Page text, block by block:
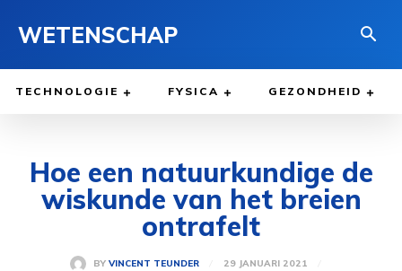
WETENSCHAP
TECHNOLOGIE FYSICA GEZONDHEID
Hoe een natuurkundige de
wiskunde van het breien
ontrafelt
BY VINCENT TEUNDER
29 JANUARI 2021